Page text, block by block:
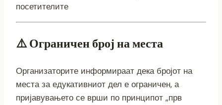
посетителите
⚠️ Ограничен број на места
Организаторите информираат дека бројот на
места за едукативниот дел е ограничен, а
пријавувањето се врши по принципот „прв